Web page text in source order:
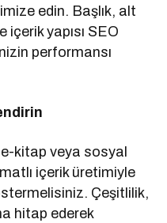
edin. Başlık, alt
içerik yapısı SEO
performansı
kitap veya sosyal
içerik üretimiyle
Çeşitlilik,
hitap ederek